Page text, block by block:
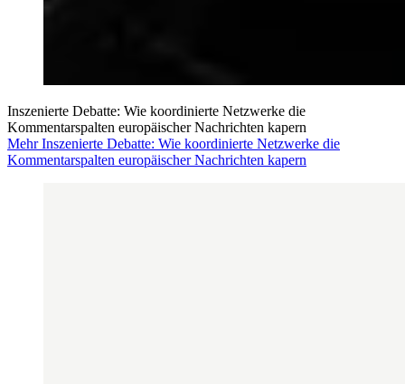
Inszenierte Debatte: Wie koordinierte Netzwerke die
Kommentarspalten europäischer Nachrichten kapern
Mehr Inszenierte Debatte: Wie koordinierte Netzwerke die
Kommentarspalten europäischer Nachrichten kapern